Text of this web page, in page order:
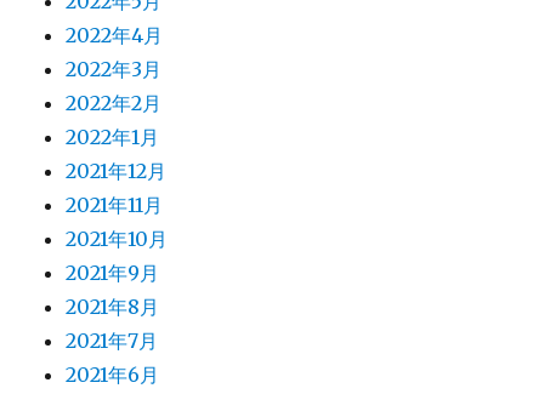
2022年4月
2022年3月
2022年2月
2022年1月
2021年12月
2021年11月
2021年10月
2021年9月
2021年8月
2021年7月
2021年6月